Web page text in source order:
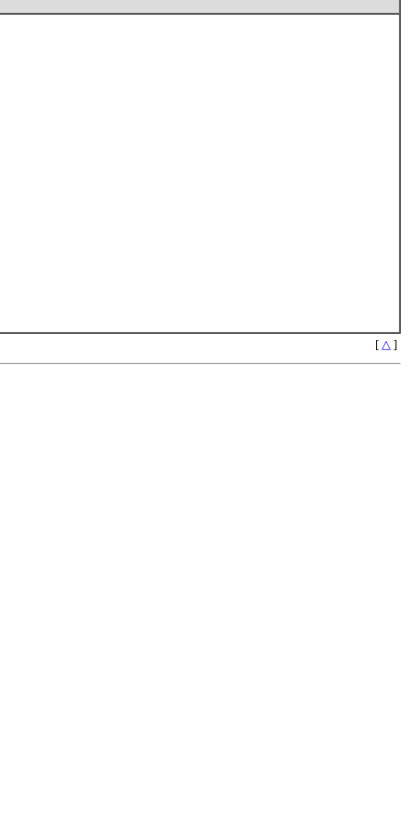
[ △ ]